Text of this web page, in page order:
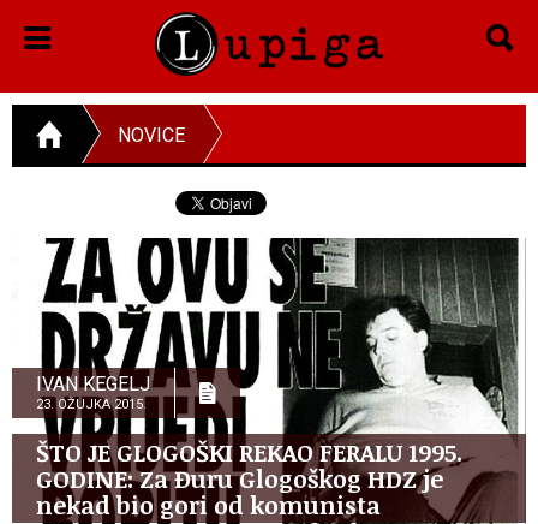
NOVICE
IVAN KEGELJ
23. OŽUJKA 2015.
ŠTO JE GLOGOŠKI REKAO FERALU 1995.
GODINE: Za Đuru Glogoškog HDZ je
nekad bio gori od komunista